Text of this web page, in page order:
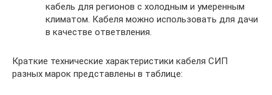
кабель для регионов с холодным и умеренным
климатом. Кабеля можно использовать для дачи
в качестве ответвления.
Краткие технические характеристики кабеля СИП
разных марок представлены в таблице: